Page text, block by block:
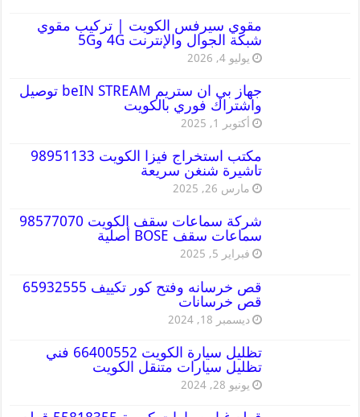
مقوي سيرفس الكويت | تركيب مقوي
شبكة الجوال والإنترنت 4G و5G
يوليو 4, 2026
جهاز بي ان ستريم beIN STREAM توصيل
واشتراك فوري بالكويت
أكتوبر 1, 2025
مكتب استخراج فيزا الكويت 98951133
تاشيرة شنغن سريعة
مارس 26, 2025
شركة سماعات سقف الكويت 98577070
سماعات سقف BOSE أصلية
فبراير 5, 2025
قص خرسانه وفتح كور تكييف 65932555
قص خرسانات
ديسمبر 18, 2024
تظليل سيارة الكويت 66400552 فني
تظليل سيارات متنقل الكويت
يونيو 28, 2024